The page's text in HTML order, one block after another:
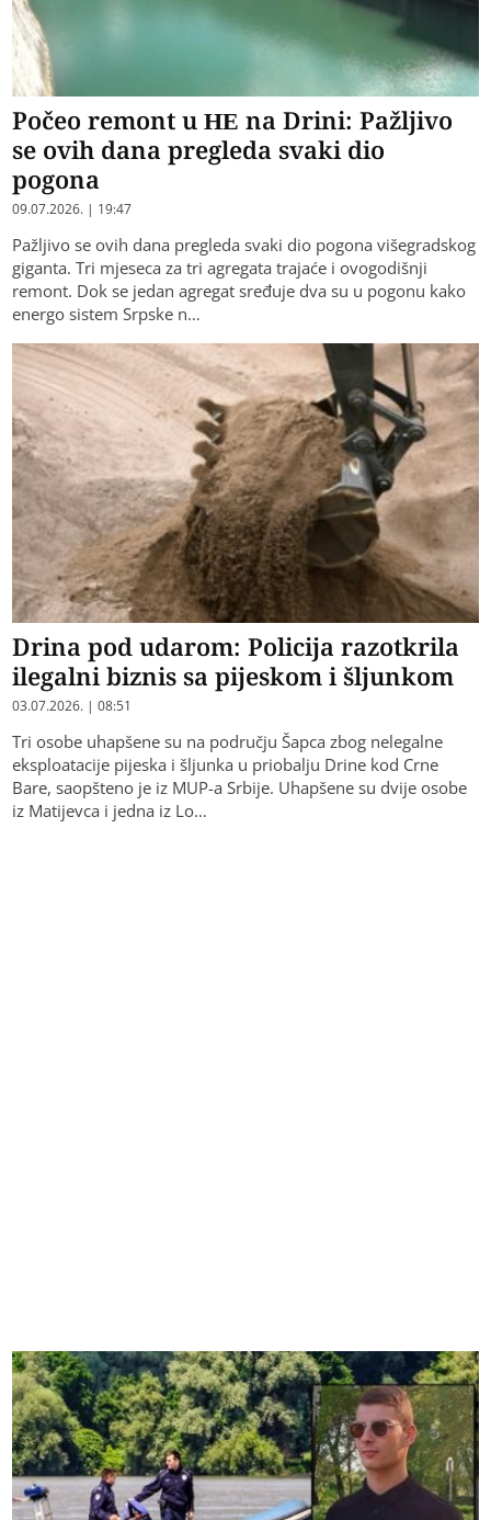
Počeo remont u HE na Drini: Pažljivo
se ovih dana pregleda svaki dio
pogona
09.07.2026. | 19:47
Pažljivo se ovih dana pregleda svaki dio pogona višegradskog
giganta. Tri mjeseca za tri agregata trajaće i ovogodišnji
remont. Dok se jedan agregat sređuje dva su u pogonu kako
energo sistem Srpske n…
Drina pod udarom: Policija razotkrila
ilegalni biznis sa pijeskom i šljunkom
03.07.2026. | 08:51
Tri osobe uhapšene su na području Šapca zbog nelegalne
eksploatacije pijeska i šljunka u priobalju Drine kod Crne
Bare, saopšteno je iz MUP-a Srbije. Uhapšene su dvije osobe
iz Matijevca i jedna iz Lo…